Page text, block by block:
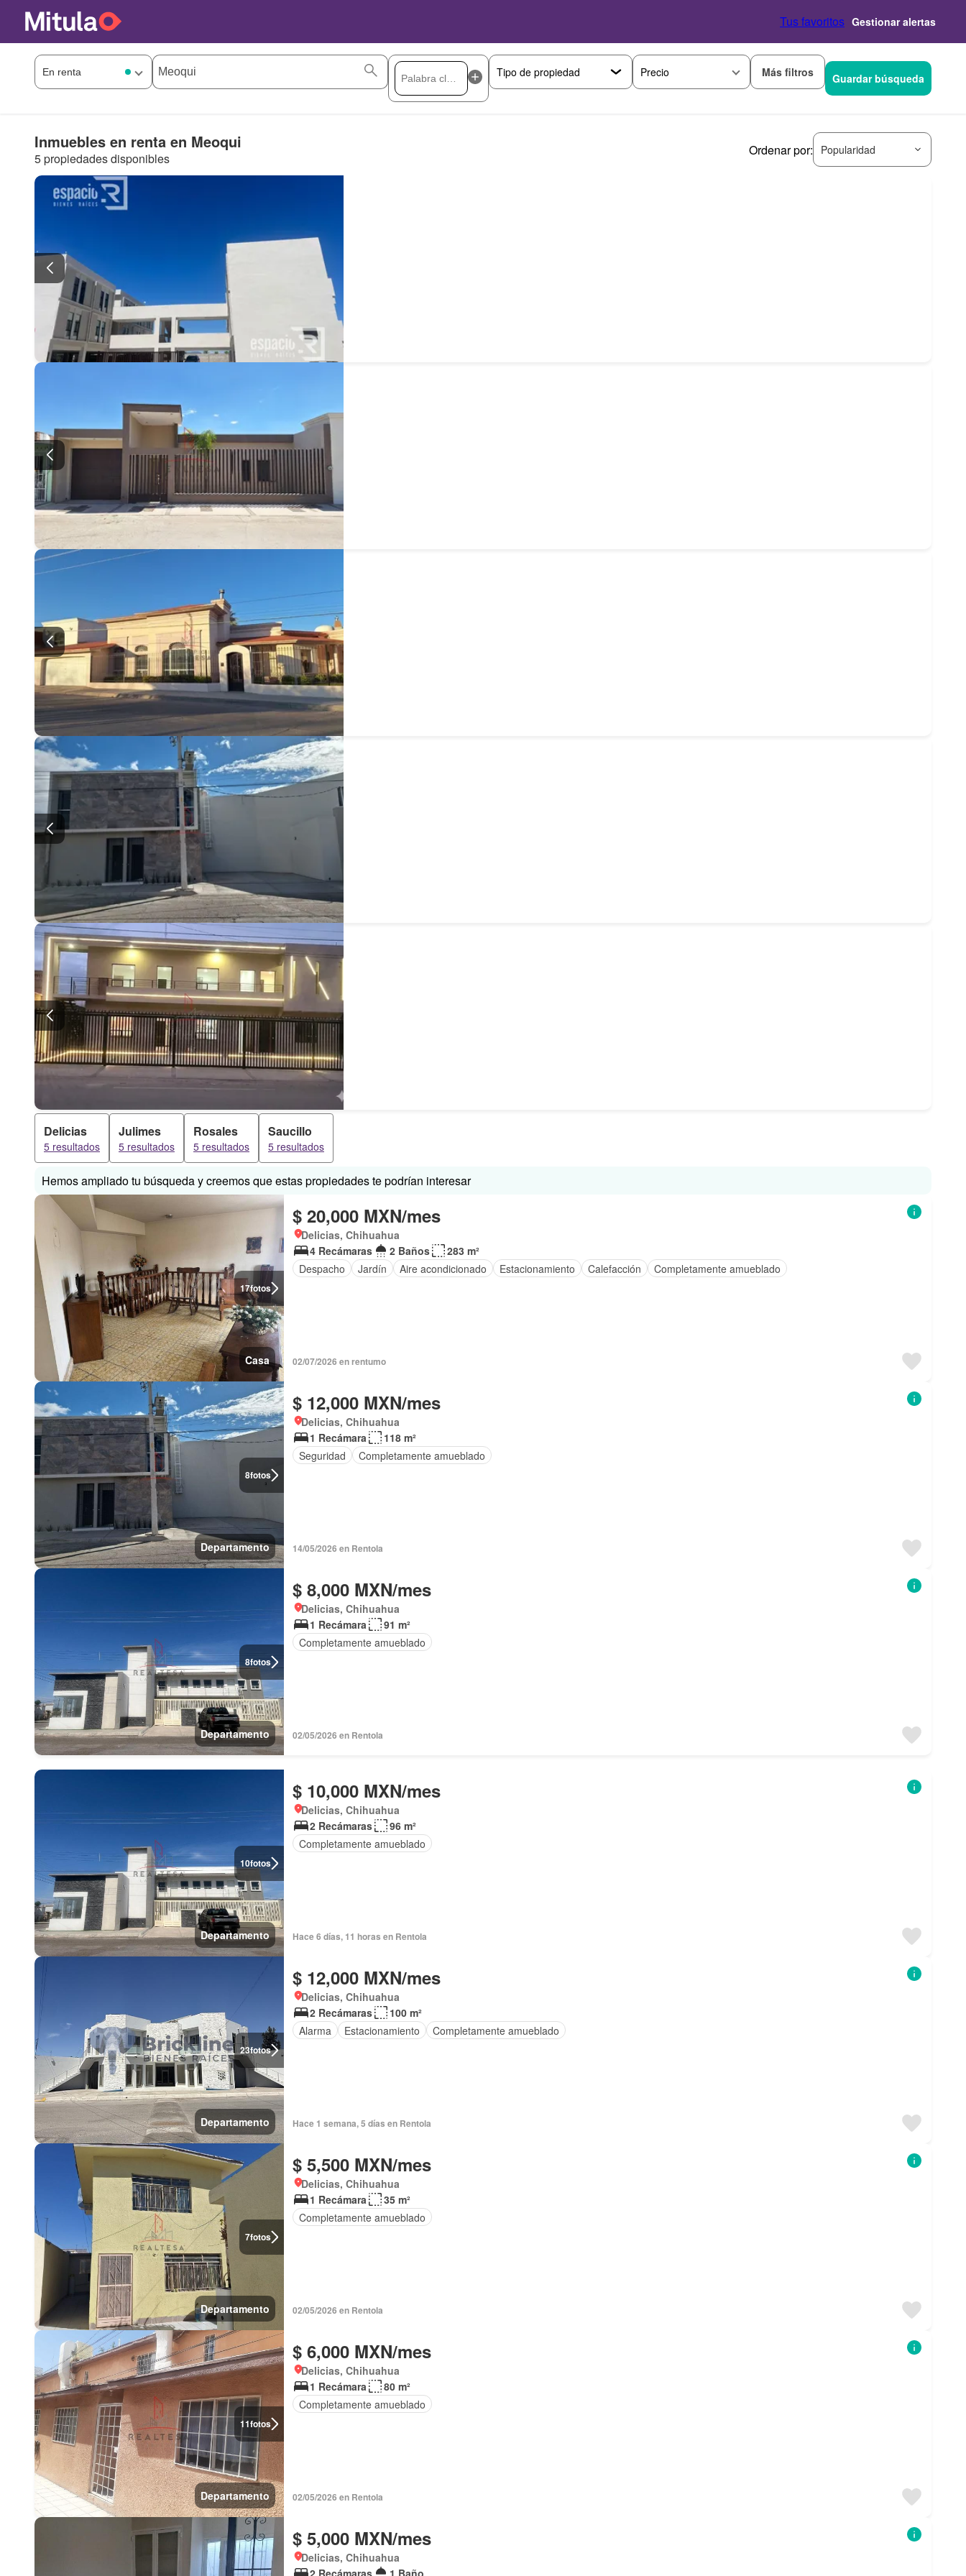
Tus favoritos Gestionar alertas
Precio Más filtros Guardar búsqueda
Inmuebles en renta en Meoqui
5 propiedades disponibles
Ordenar por: Popularidad
Delicias
5 resultados
Julimes
5 resultados
Rosales
5 resultados
Saucillo
5 resultados
Hemos ampliado tu búsqueda y creemos que estas propiedades te podrían interesar
17fotos
Casa
$ 20,000 MXN/mes
Delicias, Chihuahua
4 Recámaras
2 Baños
283 m²
Despacho
Jardín Aire acondicionado Estacionamiento Calefacción Completamente amueblado
02/07/2026 en rentumo
8fotos
Departamento
$ 12,000 MXN/mes
Delicias, Chihuahua
1 Recámara
118 m²
Seguridad
Completamente amueblado
14/05/2026 en Rentola
8fotos
Departamento
$ 8,000 MXN/mes
Delicias, Chihuahua
1 Recámara
91 m²
Completamente amueblado
02/05/2026 en Rentola
10fotos
Departamento
$ 10,000 MXN/mes
Delicias, Chihuahua
2 Recámaras
96 m²
Completamente amueblado
Hace 6 días, 11 horas en Rentola
23fotos
Departamento
$ 12,000 MXN/mes
Delicias, Chihuahua
2 Recámaras
100 m²
Alarma
Estacionamiento Completamente amueblado
Hace 1 semana, 5 días en Rentola
7fotos
Departamento
$ 5,500 MXN/mes
Delicias, Chihuahua
1 Recámara
35 m²
Completamente amueblado
02/05/2026 en Rentola
11fotos
Departamento
$ 6,000 MXN/mes
Delicias, Chihuahua
1 Recámara
80 m²
Completamente amueblado
02/05/2026 en Rentola
$ 5,000 MXN/mes
Delicias, Chihuahua
2 Recámaras
1 Baño